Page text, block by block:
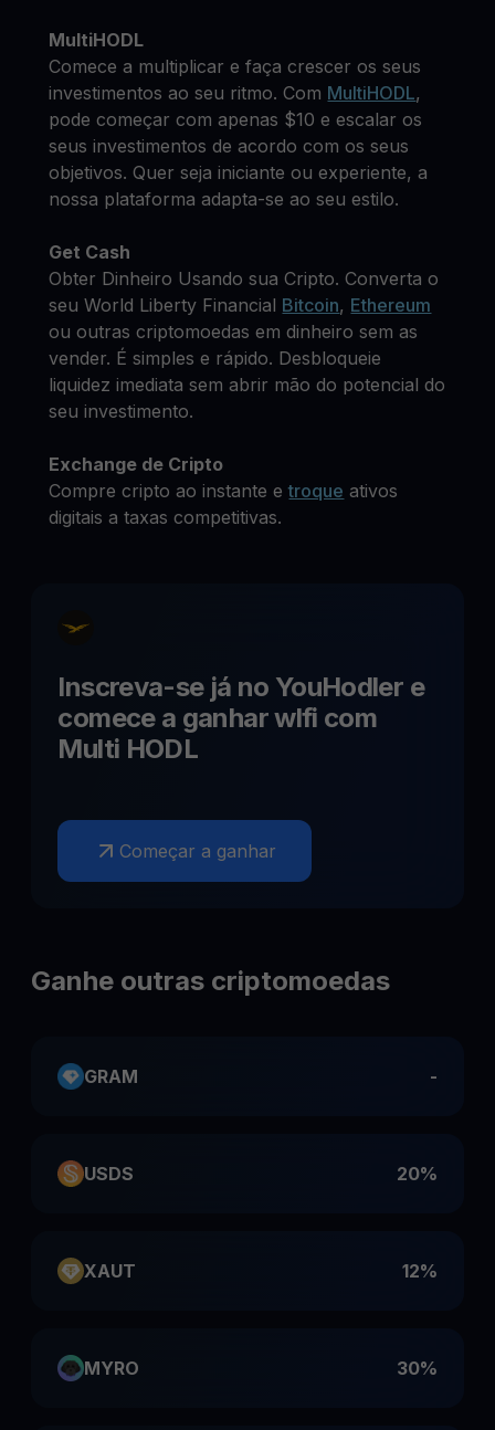
MultiHODL
Comece a multiplicar e faça crescer os seus
investimentos ao seu ritmo. Com MultiHODL,
pode começar com apenas $10 e escalar os
seus investimentos de acordo com os seus
objetivos. Quer seja iniciante ou experiente, a
nossa plataforma adapta-se ao seu estilo.
Get Cash
Obter Dinheiro Usando sua Cripto. Converta o
seu World Liberty Financial Bitcoin, Ethereum
ou outras criptomoedas em dinheiro sem as
vender. É simples e rápido. Desbloqueie
liquidez imediata sem abrir mão do potencial do
seu investimento.
Exchange de Cripto
Compre cripto ao instante etroque ativos
digitais a taxas competitivas.
Inscreva-se já no YouHodler e
comece a ganharwlfi com
Multi HODL
Começar a ganhar
Ganhe outras criptomoedas
GRAM -
USDS 20%
XAUT 12%
MYRO 30%